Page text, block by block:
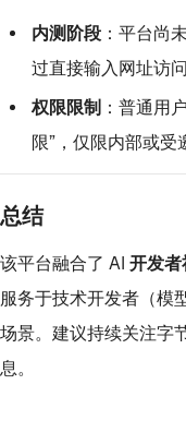
内测阶段：平台尚
过直接输入网址访问
权限限制 ：普通用
限”，仅限内部或受
总结
该平台融合了 AI 开发者
服务于技术开发者（模
场景。建议持续关注字
息。